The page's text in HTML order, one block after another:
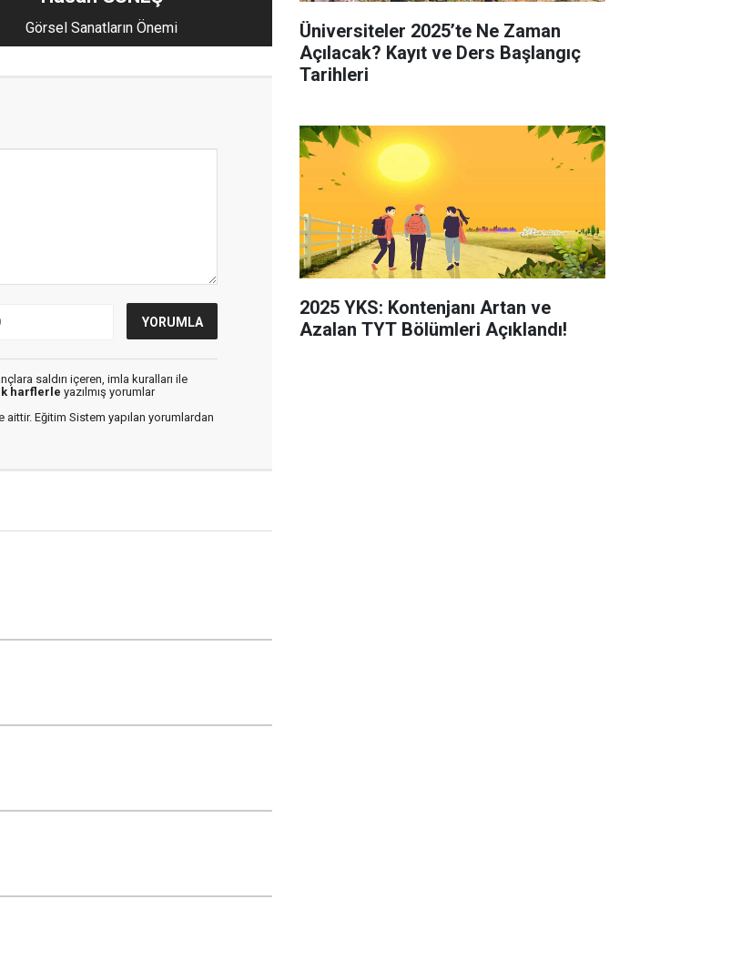
Görsel Sanatların Önemi
saldırı içeren, imla kuralları ile
harflerle yazılmış yorumlar
Eğitim Sistem yapılan yorumlardan
Üniversiteler 2025’te Ne Zaman
Açılacak? Kayıt ve Ders Başlangıç
Tarihleri
2025 YKS: Kontenjanı Artan ve
Azalan TYT Bölümleri Açıklandı!